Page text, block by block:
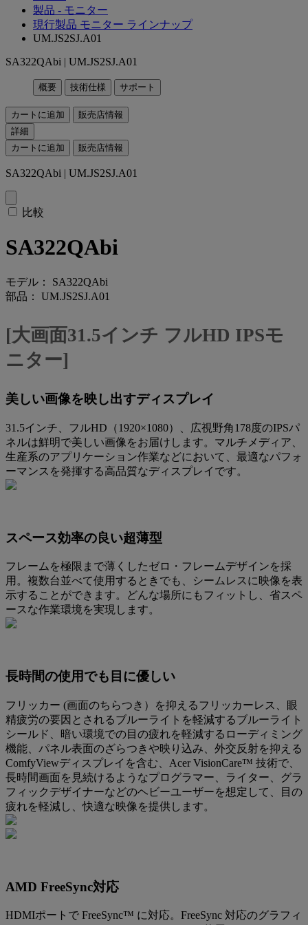
製品 - モニター
現行製品 モニター ラインナップ
UM.JS2SJ.A01
SA322QAbi | UM.JS2SJ.A01
概要 技術仕様 サポート
カートに追加
販売店情報
詳細
カートに追加
販売店情報
SA322QAbi | UM.JS2SJ.A01
比較
SA322QAbi
モデル： SA322QAbi
部品： UM.JS2SJ.A01
[大画面31.5インチ フルHD IPSモ
ニター]
美しい画像を映し出すディスプレイ
31.5インチ、フルHD（1920×1080）、広視野角178度のIPSパ
ネルは鮮明で美しい画像をお届けします。マルチメディア、
生産系のアプリケーション作業などにおいて、最適なパフォ
ーマンスを発揮する高品質なディスプレイです。
スペース効率の良い超薄型
フレームを極限まで薄くしたゼロ・フレームデザインを採
用。複数台並べて使用するときでも、シームレスに映像を表
示することができます。どんな場所にもフィットし、省スペ
ースな作業環境を実現します。
長時間の使用でも目に優しい
フリッカー (画面のちらつき）を抑えるフリッカーレス、眼
精疲労の要因とされるブルーライトを軽減するブルーライト
シールド、暗い環境での目の疲れを軽減するローディミング
機能、パネル表面のざらつきや映り込み、外交反射を抑える
ComfyViewディスプレイを含む、Acer VisionCare™ 技術で、
長時間画面を見続けるようなプログラマー、ライター、グラ
フィックデザイナーなどのヘビーユーザーを想定して、目の
疲れを軽減し、快適な映像を提供します。
AMD FreeSync対応
HDMIポートで FreeSync™ に対応。FreeSync 対応のグラフィ